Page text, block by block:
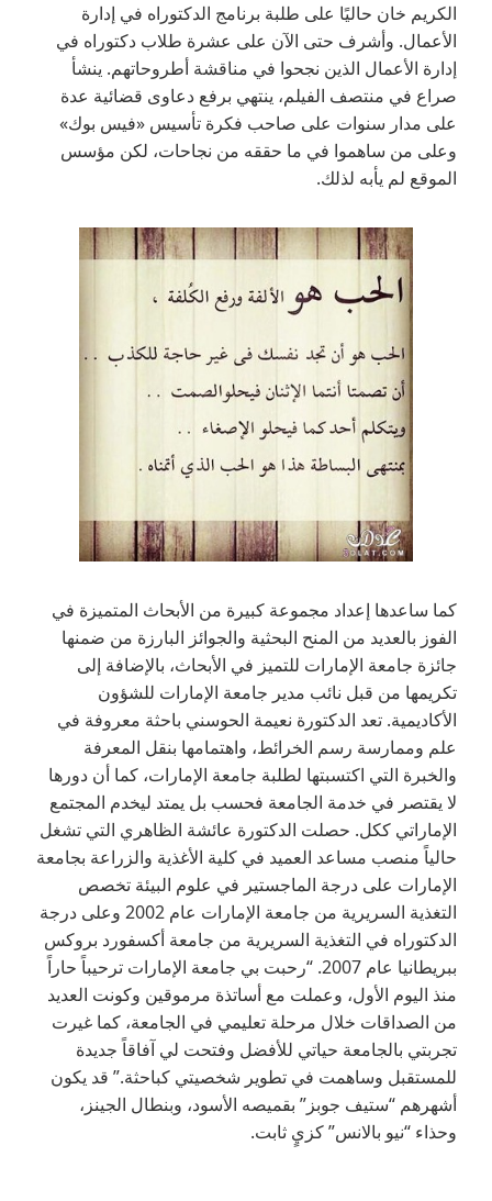
الكريم خان حاليًا على طلبة برنامج الدكتوراه في إدارة
الأعمال. وأشرف حتى الآن على عشرة طلاب دكتوراه في
إدارة الأعمال الذين نجحوا في مناقشة أطروحاتهم. ينشأ
صراع في منتصف الفيلم، ينتهي برفع دعاوى قضائية عدة
على مدار سنوات على صاحب فكرة تأسيس «فيس بوك»
وعلى من ساهموا في ما حققه من نجاحات، لكن مؤسس
الموقع لم يأبه لذلك.
كما ساعدها إعداد مجموعة كبيرة من الأبحاث المتميزة في
الفوز بالعديد من المنح البحثية والجوائز البارزة من ضمنها
جائزة جامعة الإمارات للتميز في الأبحاث، بالإضافة إلى
تكريمها من قبل نائب مدير جامعة الإمارات للشؤون
الأكاديمية. تعد الدكتورة نعيمة الحوسني باحثة معروفة في
علم وممارسة رسم الخرائط، واهتمامها بنقل المعرفة
والخبرة التي اكتسبتها لطلبة جامعة الإمارات، كما أن دورها
لا يقتصر في خدمة الجامعة فحسب بل يمتد ليخدم المجتمع
الإماراتي ككل. حصلت الدكتورة عائشة الظاهري التي تشغل
حالياً منصب مساعد العميد في كلية الأغذية والزراعة بجامعة
الإمارات على درجة الماجستير في علوم البيئة تخصص
التغذية السريرية من جامعة الإمارات عام 2002 وعلى درجة
الدكتوراه في التغذية السريرية من جامعة أكسفورد بروكس
ببريطانيا عام 2007. “رحبت بي جامعة الإمارات ترحيباً حاراً
منذ اليوم الأول، وعملت مع أساتذة مرموقين وكونت العديد
من الصداقات خلال مرحلة تعليمي في الجامعة، كما غيرت
تجربتي بالجامعة حياتي للأفضل وفتحت لي آفاقاً جديدة
للمستقبل وساهمت في تطوير شخصيتي كباحثة.” قد يكون
أشهرهم “ستيف جوبز” بقميصه الأسود، وبنطال الجينز،
وحذاء “نيو بالانس” كزيٍ ثابت.